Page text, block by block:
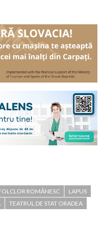
ROMÂNESC
LAPUS
TEATRUL DE STAT ORADEA